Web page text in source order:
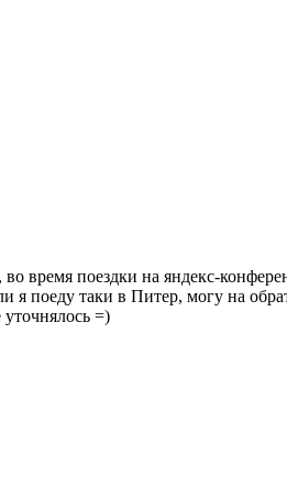
поездки на яндекс-
я поеду таки в Питер, могу на
уточнялось =)